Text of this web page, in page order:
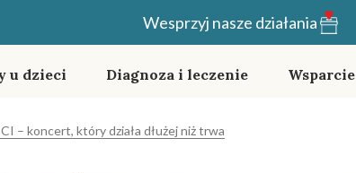
Wesprzyj nasze działania
u dzieci Diagnoza i leczenie Wsparcie
– koncert, który działa dłużej niż trwa